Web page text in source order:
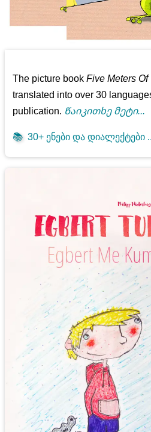
The picture bookFive Meters Of
translated into over 30
publication. Წაიკითხე მეტი...
📚 30+ ენები და დიალექტები